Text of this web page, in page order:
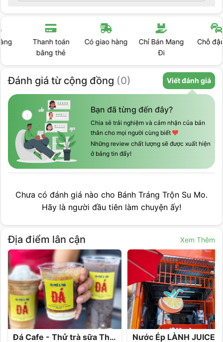
Chỉ Bán Mang
Chỗ đậu ôtô
Thanh toán
bằng thẻ
Có giao hàng
Đánh giá từ cộng đồng (0) Viết đánh giá
Bạn đã từng đến đây?
Chia sẻ trải nghiệm và cảm nhận của bản
thân cho mọi người cùng biết
Những review chất lượng sẽ được xuất hiện
ở bảng tin đấy!
Chưa có đánh giá nào cho Bánh Tráng Trộn Su Mo.
Hãy là người đầu tiên làm chuyện ấy!
Địa điểm lân cận Xem Thêm
Đá Cafe - Thử trà sữa Than Tre - Trà sữa gạo Putting trứng Nước Ép LÀNH JUICE